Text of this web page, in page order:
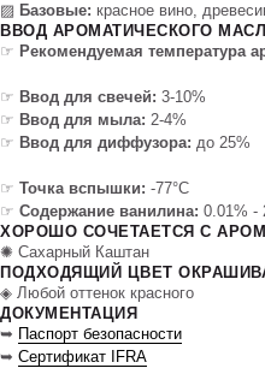
▨ Базовые: красное вино,
ВВОД АРОМАТИЧЕСКОГО
☞ Рекомендуемая температура
☞ Ввод для свечей: 3-10%
☞ Ввод для мыла: 2-4%
☞ Ввод для диффузора: до 25%
☞ Точка вспышки: -77°C
☞ Содержание ванилина: 0.01% -
ХОРОШО СОЧЕТАЕТСЯ С
✺ Сахарный Каштан
ПОДХОДЯЩИЙ ЦВЕТ
◈ Любой оттенок красного
ДОКУМЕНТАЦИЯ
➥ Паспорт безопасности
➥ Сертификат IFRA